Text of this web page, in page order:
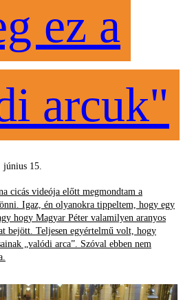
ez a
arcuk"
június 15.
cicás videója előtt megmondtam a
Igaz, én olyanokra tippeltem, hogy egy
hogy Magyar Péter valamilyen aranyos
bejött. Teljesen egyértelmű volt, hogy
„valódi arca”. Szóval ebben nem